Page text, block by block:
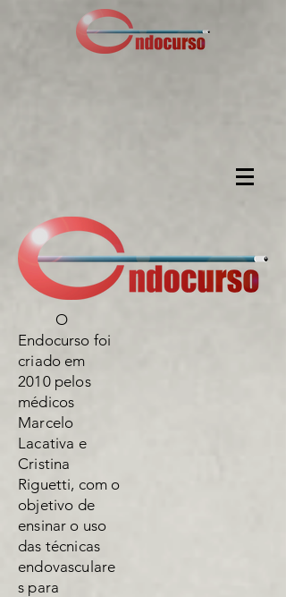
O
Endocurso foi
criado em
2010 pelos
médicos
Marcelo
Lacativa e
Cristina
Riguetti, com o
objetivo de
ensinar o uso
das técnicas
endovasculare
s para